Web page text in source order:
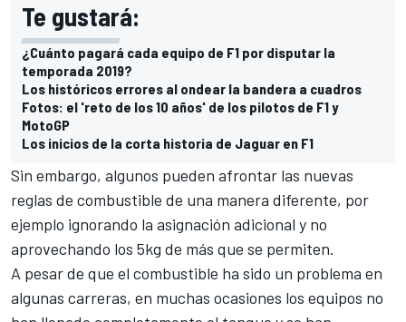
Te gustará:
¿Cuánto pagará cada equipo de F1 por disputar la
temporada 2019?
Los históricos errores al ondear la bandera a cuadros
Fotos: el 'reto de los 10 años' de los pilotos de F1 y
MotoGP
Los inicios de la corta historia de Jaguar en F1
Sin embargo, algunos pueden afrontar las nuevas
reglas de combustible de una manera diferente, por
ejemplo ignorando la asignación adicional y no
aprovechando los 5kg de más que se permiten.
A pesar de que el combustible ha sido un problema en
algunas carreras, en muchas ocasiones los equipos no